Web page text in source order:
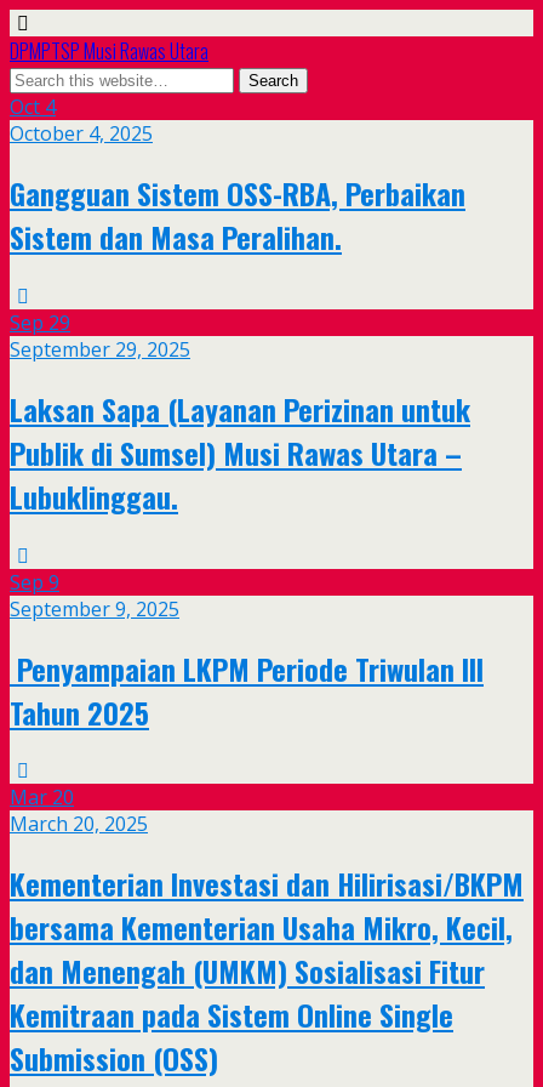
DPMPTSP Musi Rawas Utara
Oct 4
October 4, 2025
Gangguan Sistem OSS-RBA, Perbaikan
Sistem dan Masa Peralihan.
Sep 29
September 29, 2025
Laksan Sapa (Layanan Perizinan untuk
Publik di Sumsel) Musi Rawas Utara –
Lubuklinggau.
Sep 9
September 9, 2025
Penyampaian LKPM Periode Triwulan III
Tahun 2025
Mar 20
March 20, 2025
Kementerian Investasi dan Hilirisasi/BKPM
bersama Kementerian Usaha Mikro, Kecil,
dan Menengah (UMKM) Sosialisasi Fitur
Kemitraan pada Sistem Online Single
Submission (OSS)